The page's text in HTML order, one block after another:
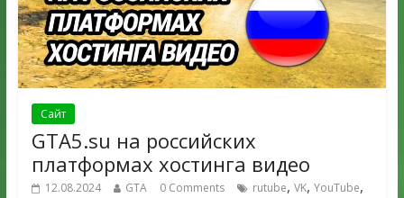
Сайт
GTA5.su на российских
платформах хостинга видео
12.08.2024 GTA 0 Comments rutube, VK, YouTube,